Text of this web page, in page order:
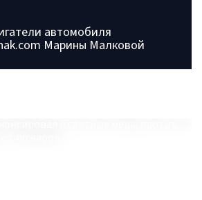
автомобиля
Марины Малковой